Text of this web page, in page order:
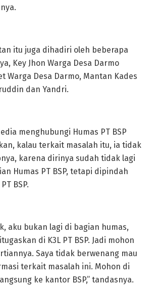
itu juga dihadiri oleh beberapa
Key Jhon Warga Desa Darmo
Warga Desa Darmo, Mantan Kades
dan Yandri.
menghubungi Humas PT BSP
kalau terkait masalah itu, ia tidak
karena dirinya sudah tidak lagi
Humas PT BSP, tetapi dipindah
BSP.
aku bukan lagi di bagian humas,
di K3L PT BSP. Jadi mohon
Saya tidak berwenang mau
terkait masalah ini. Mohon di
ke kantor BSP,” tandasnya.